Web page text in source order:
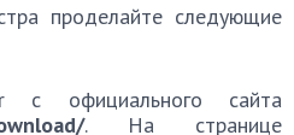
проделайте следующие
с официального сайта
. На странице